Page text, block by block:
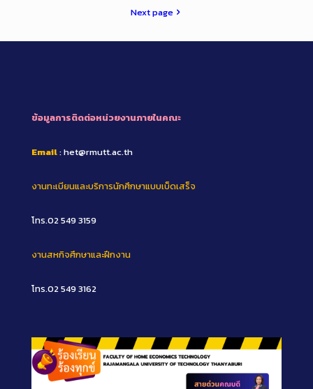
Next page
ข้อมูลการติดต่อหน่วยงานภายในคณะ
Email: het@rmutt.ac.th
งานทะเบียนและบริการนักศึกษาแบบเบ็ดเสร็จ
โทร.02 549 3159
งานสหกิจศึกษาและฝึกงาน
โทร.02 549 3162